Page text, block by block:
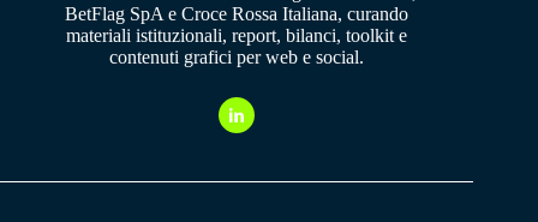
BetFlag SpA e Croce Rossa Italiana, curando
materiali istituzionali, report, bilanci, toolkit e
contenuti grafici per web e social.